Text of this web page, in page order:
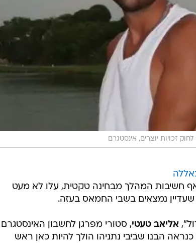
אף חשיבות המהלך מבחינה טקטית, עלו לא מעט
אליאב טעטי, סטורי מפרגן לחשבון
הבנו שביבי נתניהו הולך להיות כאן ראש